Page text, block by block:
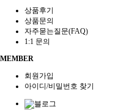
상품후기
상품문의
자주묻는질문(FAQ)
1:1 문의
MEMBER
회원가입
아이디/비밀번호 찾기